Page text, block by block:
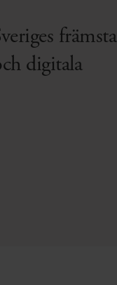
främsta
digitala